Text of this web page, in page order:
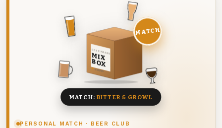
PERSONAL MATCH · BEER CLUB
DEZE MAAND
MIX
BOX
8 BIEREN
MATCH
MATCH: BITTER & GROWL